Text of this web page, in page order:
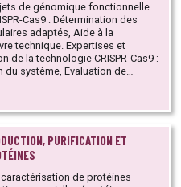
de génomique fonctionnelle
des
Aide à la
Expertises et
de la technologie CRISPR-Cas9 :
Evaluation de
PURIFICATION ET
de protéines